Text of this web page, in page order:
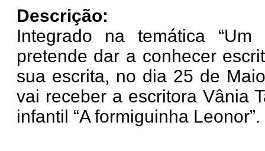
Descrição:
Integrado na temática
pretende dar a conhecer
sua escrita, no dia 25 de
vai receber a escritora Vânia
infantil “A formiguinha Leonor”.